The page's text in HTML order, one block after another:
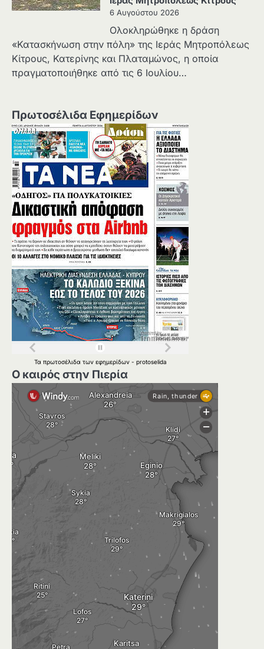
6 Αυγούστου 2026
Ολοκληρώθηκε η δράση
«Κατασκήνωση στην πόλη» της Ιεράς Μητροπόλεως
Κίτρους, Κατερίνης και Πλαταμώνος, η οποία
πραγματοποιήθηκε από τις 6 Ιουλίου…
Πρωτοσέλιδα Εφημερίδων
Τα πρωτοσέλιδα των εφημερίδων - protoselida
Ο καιρός στην Πιερία